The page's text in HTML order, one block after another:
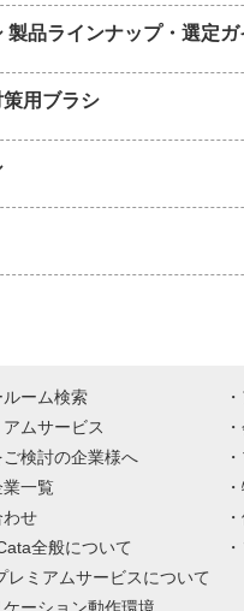
製品ラインナップ・選定ガ
用ブラシ
ルーム検索
ムサービス
検討の企業様へ
一覧
わせ
全般について
レミアムサービスについて